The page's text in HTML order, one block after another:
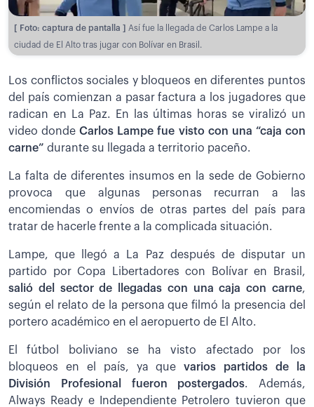
[ Foto: captura de pantalla ] Así fue la llegada de Carlos Lampe a la
ciudad de El Alto tras jugar con Bolívar en Brasil.
Los conflictos sociales y bloqueos en diferentes puntos
del país comienzan a pasar factura a los jugadores que
radican en La Paz. En las últimas horas se viralizó un
video donde Carlos Lampe fue visto con una “caja con
carne” durante su llegada a territorio paceño.
La falta de diferentes insumos en la sede de Gobierno
provoca que algunas personas recurran a las
encomiendas o envíos de otras partes del país para
tratar de hacerle frente a la complicada situación.
Lampe, que llegó a La Paz después de disputar un
partido por Copa Libertadores con Bolívar en Brasil,
salió del sector de llegadas con una caja con carne,
según el relato de la persona que filmó la presencia del
portero académico en el aeropuerto de El Alto.
El fútbol boliviano se ha visto afectado por los
bloqueos en el país, ya quevarios partidos de la
División Profesional fueron postergados. Además,
Always Ready e Independiente Petrolero tuvieron que